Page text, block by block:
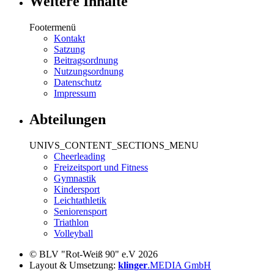
Footermenü
Kontakt
Satzung
Beitragsordnung
Nutzungsordnung
Datenschutz
Impressum
Abteilungen
UNIVS_CONTENT_SECTIONS_MENU
Cheerleading
Freizeitsport und Fitness
Gymnastik
Kindersport
Leichtathletik
Seniorensport
Triathlon
Volleyball
© BLV "Rot-Weiß 90" e.V 2026
Layout & Umsetzung: klinger.MEDIA GmbH